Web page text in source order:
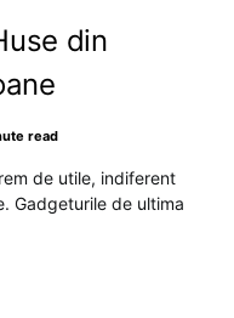
din
read
de utile, indiferent
Gadgeturile de ultima